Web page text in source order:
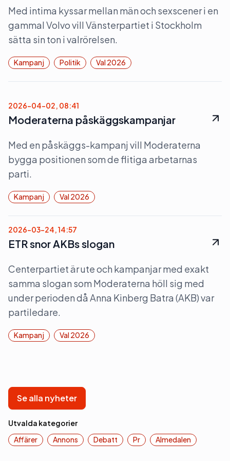
Med intima kyssar mellan män och sexscener i en
gammal Volvo vill Vänsterpartiet i Stockholm
sätta sin ton i valrörelsen.
Kampanj Politik Val 2026
2026-04-02, 08:41
Moderaterna påskäggskampanjar
Med en påskäggs-kampanj vill Moderaterna
bygga positionen som de flitiga arbetarnas
parti.
Kampanj Val 2026
2026-03-24, 14:57
ETR snor AKBs slogan
Centerpartiet är ute och kampanjar med exakt
samma slogan som Moderaterna höll sig med
under perioden då Anna Kinberg Batra (AKB) var
partiledare.
Kampanj Val 2026
Se alla nyheter
Utvalda kategorier
Affärer
Annons Debatt Pr Almedalen